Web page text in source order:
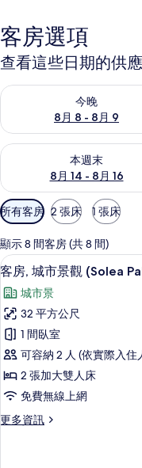
客房選項
查看這些日期的供
今晚
8月 8 - 8月 9
查看今晚 (8月 8 - 8月 9)
本週末
8月 14 - 8月 16
查看本週末 (8月 14 - 8月
可
用
的
客
房
篩
選
條
件
所有客房 2 張床 1 張床
顯示 8 間客房 (共 8 間)
顯
示
客
房,
城
市
景
(Solea
5
客房, 城市景觀 (Solea
城市景
32 平方公尺
1 間臥室
可容納 2 人 (依實際入住
2 張加大雙人床
免費無線上網
更多資訊
更